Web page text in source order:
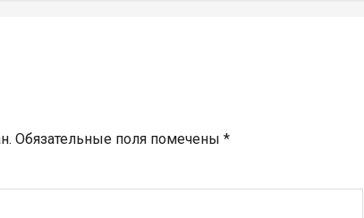
Обязательные поля помечены *